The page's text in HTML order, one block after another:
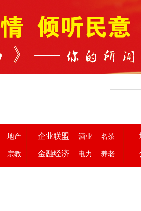
地产
宗教
企业联盟 酒业 名茶
金融经济 电力 养老